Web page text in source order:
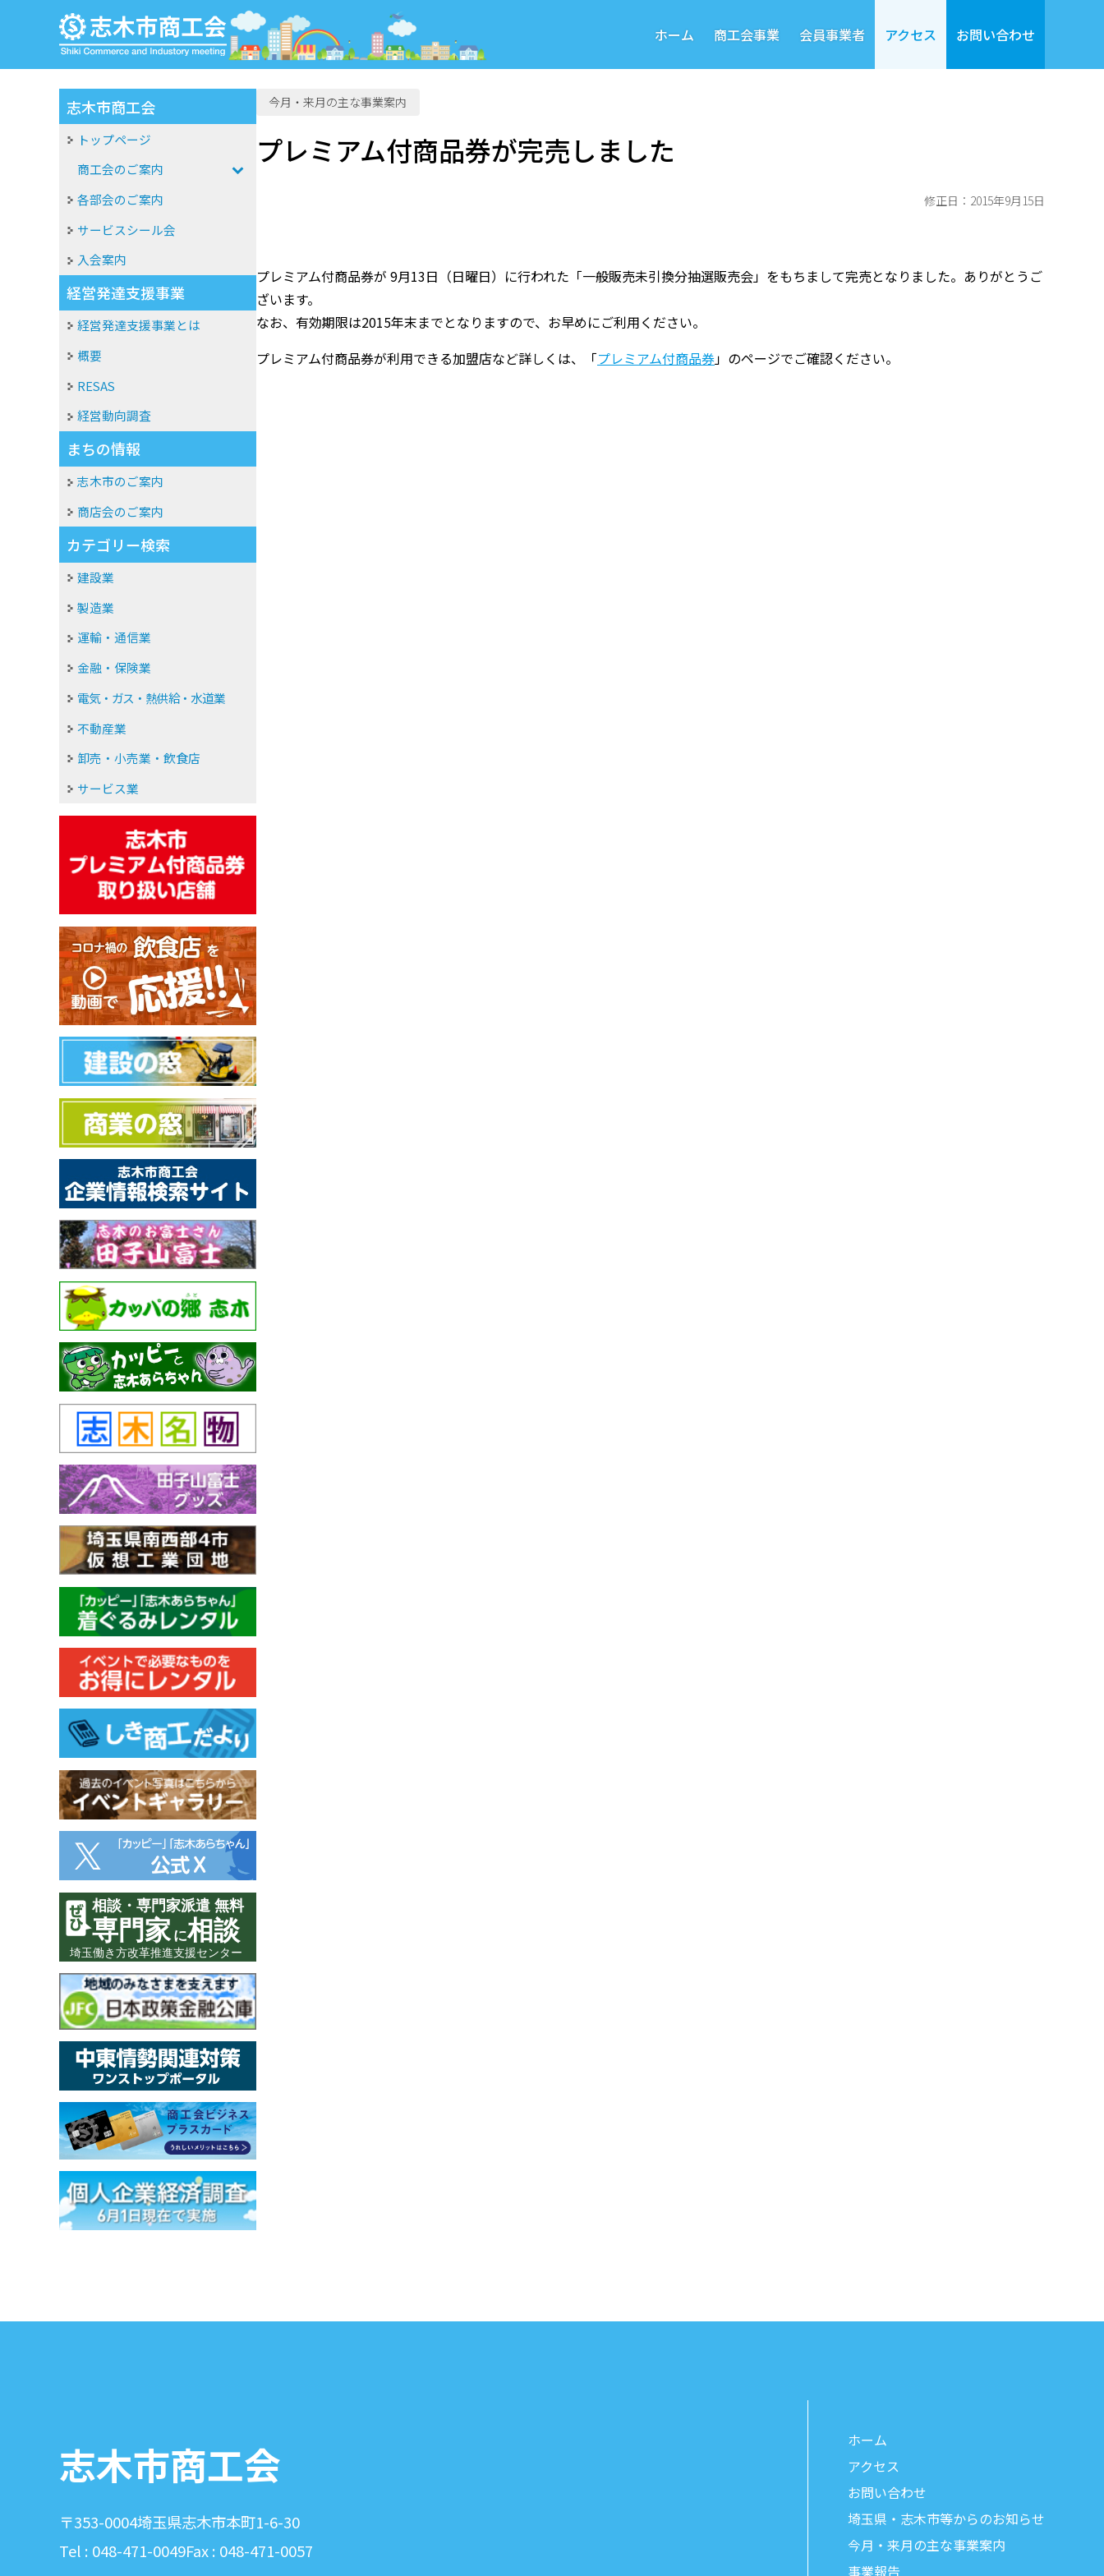
ホーム 商工会事業 会員事業者 アクセス お問い合わせ
今月・来月の主な事業案内
プレミアム付商品券が完売しました
修正日：2015年9月15日
プレミアム付商品券が 9月13日（日曜日）に行われた「一般販売未引換分抽選販売会」をもちまして完売となりました。ありがとうご
ざいます。
なお、有効期限は2015年末までとなりますので、お早めにご利用ください。
プレミアム付商品券が利用できる加盟店など詳しくは、「プレミアム付商品券」のページでご確認ください。
志木市商工会
トップページ
商工会のご案内
各部会のご案内
サービスシール会
入会案内
経営発達支援事業
経営発達支援事業とは
概要
RESAS
経営動向調査
まちの情報
志木市のご案内
商店会のご案内
カテゴリー検索
建設業
製造業
運輸・通信業
金融・保険業
電気・ガス・熱供給・水道業
不動産業
卸売・小売業・飲食店
サービス業
志木市商工会
〒353-0004埼玉県志木市本町1-6-30
Tel : 048-471-0049Fax : 048-471-0057
ホーム
アクセス
お問い合わせ
埼玉県・志木市等からのお知らせ
今月・来月の主な事業案内
事業報告